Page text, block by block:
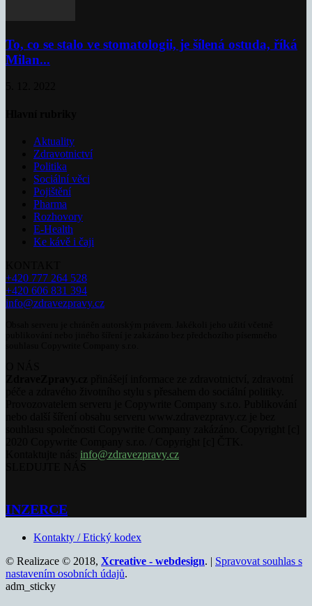
To, co se stalo ve stomatologii, je šílená ostuda, říká
Milan...
Aktuality
Zdravotnictví
Politika
Sociální věci
Pojištění
Pharma
Rozhovory
E-Health
Ke kávě i čaji
+420 777 264 528
+420 606 831 394
info@zdravezpravy.cz
info@zdravezpravy.cz
INZERCE
Kontakty / Etický kodex
© Realizace © 2018, Xcreative - webdesign. | Spravovat souhlas s
nastavením osobních údajů.
adm_sticky